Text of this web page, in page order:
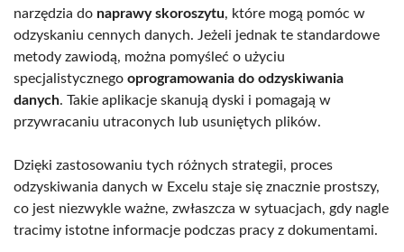
narzędzia do naprawy skoroszytu, które mogą pomóc w
odzyskaniu cennych danych. Jeżeli jednak te standardowe
metody zawiodą, można pomyśleć o użyciu
specjalistycznego oprogramowania do odzyskiwania
danych. Takie aplikacje skanują dyski i pomagają w
przywracaniu utraconych lub usuniętych plików.
Dzięki zastosowaniu tych różnych strategii, proces
odzyskiwania danych w Excelu staje się znacznie prostszy,
co jest niezwykle ważne, zwłaszcza w sytuacjach, gdy nagle
tracimy istotne informacje podczas pracy z dokumentami.